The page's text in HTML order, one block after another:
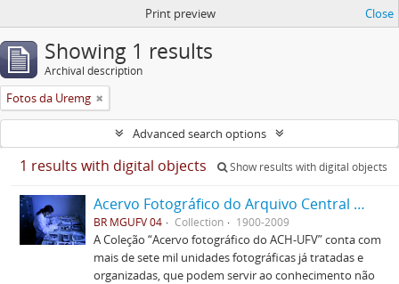
Print preview Close
Showing 1 results
Archival description
Fotos da Uremg
Advanced search options
1 results with digital objects Show results with digital objects
Acervo Fotográfico do Arquivo Central Histórico da UFV
BR MGUFV 04 Collection 1900-2009
A Coleção “Acervo fotográfico do ACH-UFV” conta com
mais de sete mil unidades fotográficas já tratadas e
organizadas, que podem servir ao conhecimento não